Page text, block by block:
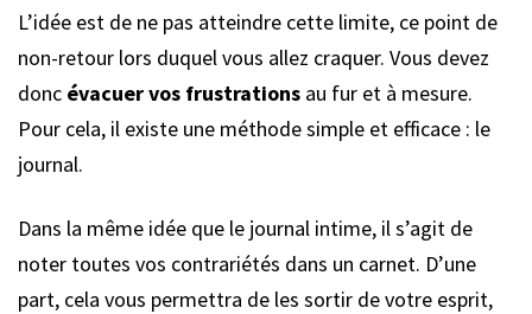
L’idée est de ne pas atteindre cette limite, ce point de
non-retour lors duquel vous allez craquer. Vous devez
donc évacuer vos frustrations au fur et à mesure.
Pour cela, il existe une méthode simple et efficace : le
journal.
Dans la même idée que le journal intime, il s’agit de
noter toutes vos contrariétés dans un carnet. D’une
part, cela vous permettra de les sortir de votre esprit,